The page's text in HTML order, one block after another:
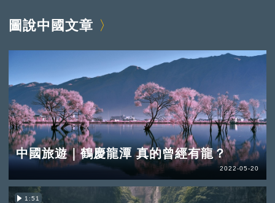
圖說中國文章
中國旅遊｜鶴慶龍潭 真的曾經有龍？
2022-05-20
1:51